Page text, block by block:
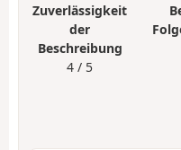
Zuverlässigkeit
der
Beschreibung
4 / 5